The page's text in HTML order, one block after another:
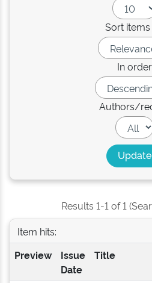
Sort
In order
Authors/
Results 1-1 of 1
Item hits:
Preview
Issue
Date
Title